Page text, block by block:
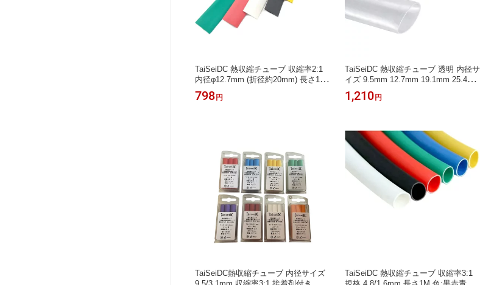
TaiSeiDC 熱収縮チューブ 収縮率2:1
内径φ12.7mm (折径約20mm) 長さ1M
絶縁チューブ ケーブル保護 印字無し
798 円
TaiSeiDC 熱収縮チューブ 透明 内径サ
イズ 9.5mm 12.7mm 19.1mm 25.4m
m 4規格選択 長さ100mm 収縮率2:1
1,210 円
TaiSeiDC熱収縮チューブ 内径サイズ
TaiSeiDC 熱収縮チューブ 収縮率3:1